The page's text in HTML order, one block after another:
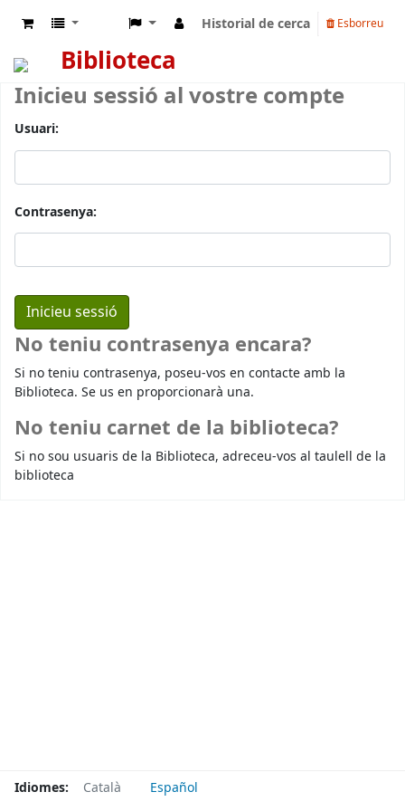
Historial de cerca Esborreu
Biblioteca
Inicieu sessió al vostre compte
Usuari:
Contrasenya:
No teniu contrasenya encara?
Si no teniu contrasenya, poseu-vos en contacte amb la
Biblioteca. Se us en proporcionarà una.
No teniu carnet de la biblioteca?
Si no sou usuaris de la Biblioteca, adreceu-vos al taulell de la
biblioteca
Idiomes: Català Español